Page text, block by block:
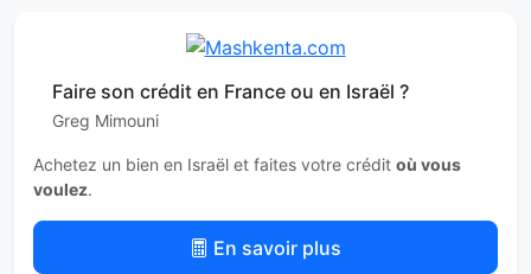
Faire son crédit en France ou en Israël ?
Greg Mimouni
Achetez un bien en Israël et faites votre crédit où vous
voulez.
En savoir plus